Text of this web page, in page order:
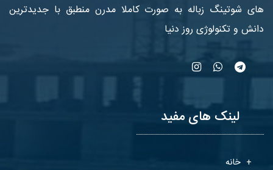
های شوتینگ زباله به صورت کاملا مدرن منطبق با جدیدترین
دانش و تکنولوژی روز دنیا
لینک های مفید
خانه